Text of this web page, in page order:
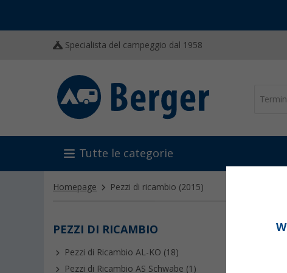
Specialista del campeggio dal 1958
Tutte le categorie
Homepage Pezzi di ricambio (2015)
PEZZI DI RICAMBIO
Pezzi di Ricambio AL-KO (18)
Pezzi di Ricambio AS Schwabe (1)
PEZZI
Ricambi
Qui